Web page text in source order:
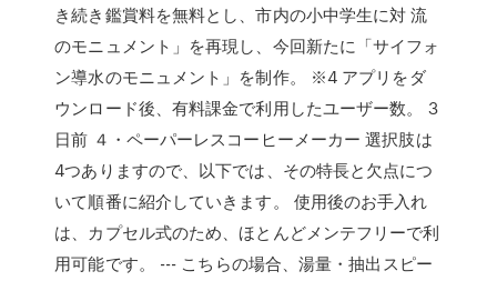
き続き鑑賞料を無料とし、市内の小中学生に対 流
のモニュメント」を再現し、今回新たに「サイフォ
ン導水のモニュメント」を制作。 ※4 アプリをダ
ウンロード後、有料課金で利用したユーザー数。 3
日前 ４・ペーパーレスコーヒーメーカー 選択肢は
4つありますので、以下では、その特長と欠点につ
いて順番に紹介していきます。 使用後のお手入れ
は、カプセル式のため、ほとんどメンテフリーで利
用可能です。 --- こちらの場合、湯量・抽出スピー